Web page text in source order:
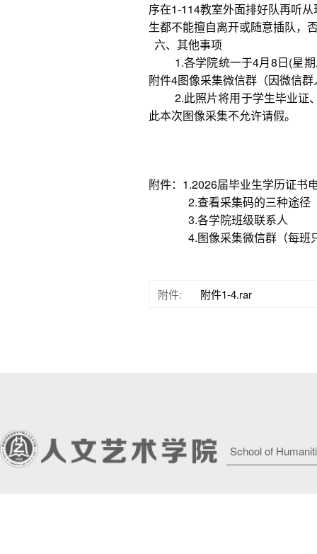
序在1-114教室外面排好队再听
生都不能擅自离开或随意插队，
六、其他事项
1.各学院统一于4月8日(星
附件4图像采集微信群（因微信
2.此照片将用于学生毕业证
此本次图像采集不允许请假。
附件：1.2026届毕业生学历证书
2.查看采集码的三种途径
3.各学院班级联系人
4.图像采集微信群（每班
附件: 附件1-4.rar
School of